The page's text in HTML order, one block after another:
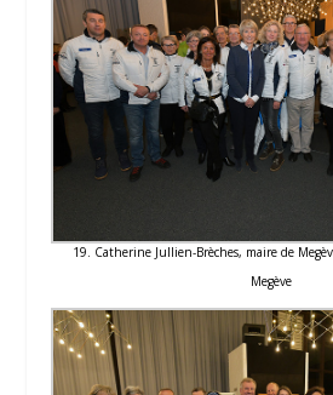
19. Catherine Jullien-Brèches, maire de
Megève